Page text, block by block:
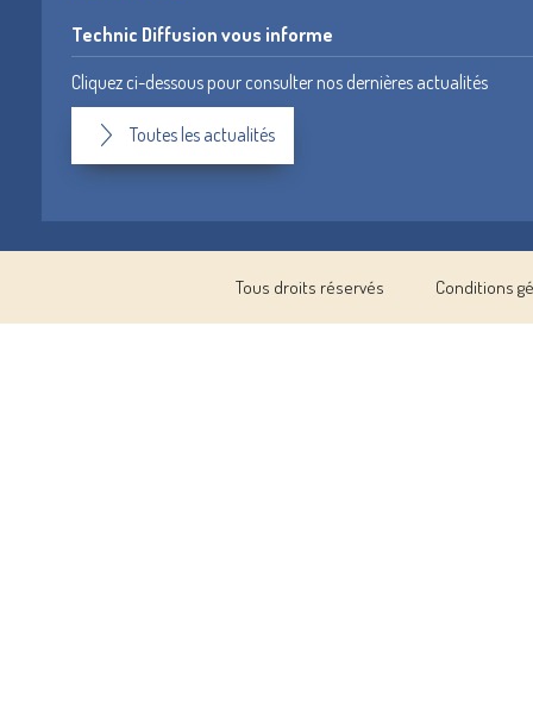
Technic Diffusion vous informe
Cliquez ci-dessous pour consulter nos dernières actualités
Toutes les actualités
Tous droits réservés Conditions